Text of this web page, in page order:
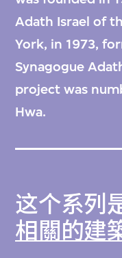
Adath Israel of
York, in 1973,
Synagogue
project was
Hwa.
这个系列
相關的建